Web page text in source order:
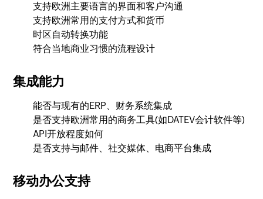
支持欧洲主要语言的界面和客户沟通
支持欧洲常用的支付方式和货币
时区自动转换功能
符合当地商业习惯的流程设计
集成能力
能否与现有的ERP、财务系统集成
是否支持欧洲常用的商务工具(如DATEV会计软件等)
API开放程度如何
是否支持与邮件、社交媒体、电商平台集成
移动办公支持